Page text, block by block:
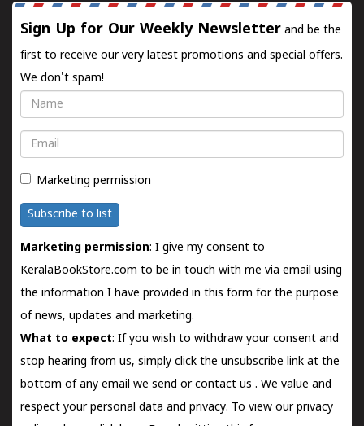
Sign Up for Our Weekly Newsletter and be the
first to receive our very latest promotions and special offers.
We don't spam!
Name
Email
Marketing permission
Subscribe to list
Marketing permission: I give my consent to
KeralaBookStore.com to be in touch with me via email using
the information I have provided in this form for the purpose
of news, updates and marketing.
What to expect: If you wish to withdraw your consent and
stop hearing from us, simply click the unsubscribe link at the
bottom of any email we send orcontact us . We value and
respect your personal data and privacy. To view our privacy